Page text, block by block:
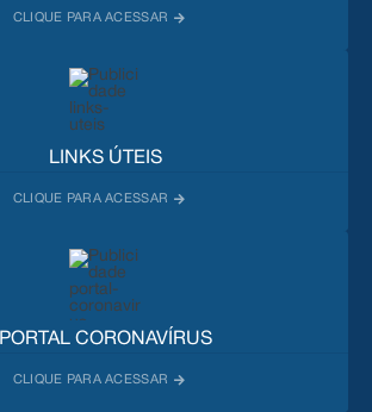
LINKS ÚTEIS
PORTAL CORONAVÍRUS